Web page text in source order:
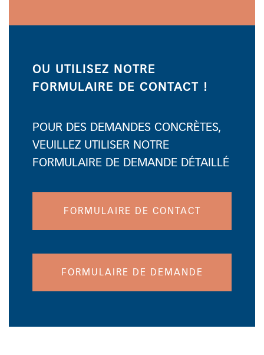
OU UTILISEZ NOTRE
FORMULAIRE DE CONTACT !
POUR DES DEMANDES CONCRÈTES,
VEUILLEZ UTILISER NOTRE
FORMULAIRE DE DEMANDE DÉTAILLÉ
FORMULAIRE DE CONTACT
FORMULAIRE DE DEMANDE